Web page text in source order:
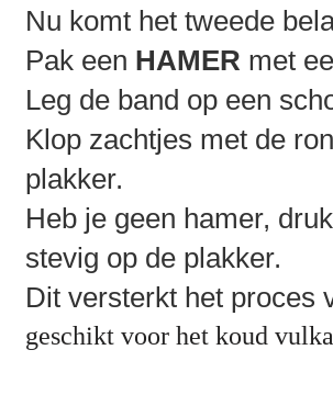
Nu komt het tweede
Pak een HAMER met
Leg de band op een
Klop zachtjes met de
plakker.
Heb je geen hamer,
stevig op de plakker.
Dit versterkt het proces
geschikt voor het koud